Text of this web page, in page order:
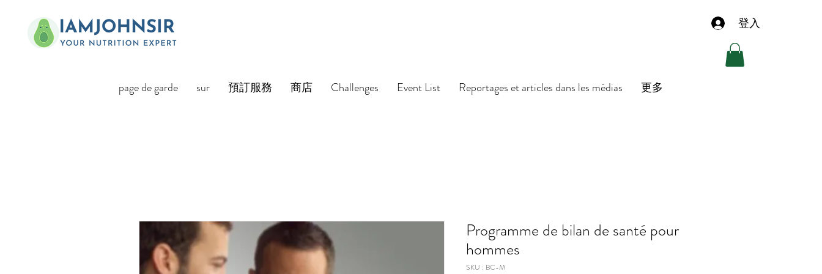
登入
page de garde sur 預訂服務 商店 Challenges Event List Reportages et articles dans les médias 更多
Programme de bilan de santé pour
hommes
SKU : BC-M